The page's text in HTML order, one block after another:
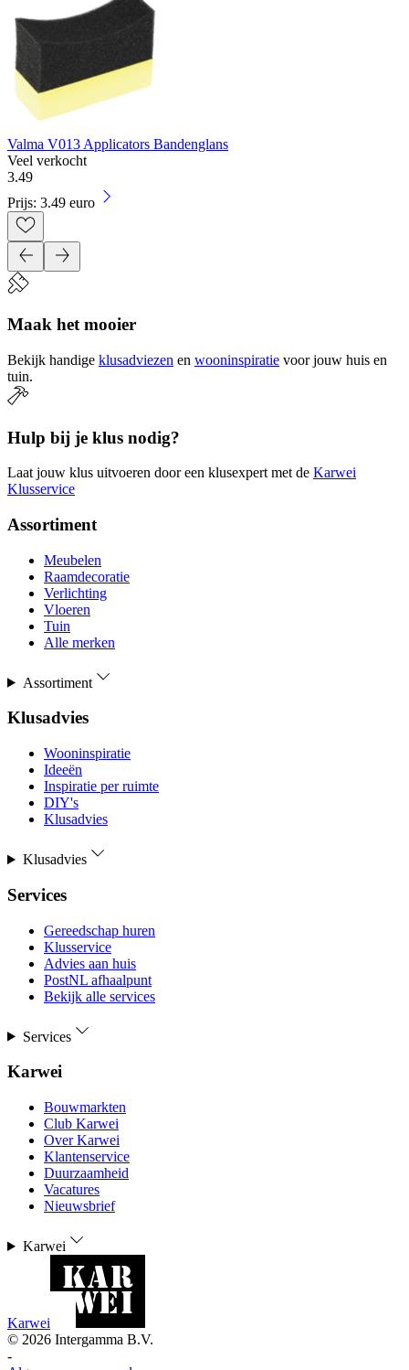
Valma V013 Applicators Bandenglans
Veel verkocht
3.49
Prijs: 3.49 euro
Maak het mooier
Bekijk handige klusadviezen en wooninspiratie voor jouw huis en
tuin.
Hulp bij je klus nodig?
Laat jouw klus uitvoeren door een klusexpert met de Karwei
Klusservice
Assortiment
Meubelen
Raamdecoratie
Verlichting
Vloeren
Tuin
Alle merken
Assortiment
Klusadvies
Wooninspiratie
Ideeën
Inspiratie per ruimte
DIY's
Klusadvies
Klusadvies
Services
Gereedschap huren
Klusservice
Advies aan huis
PostNL afhaalpunt
Bekijk alle services
Services
Karwei
Bouwmarkten
Club Karwei
Over Karwei
Klantenservice
Duurzaamheid
Vacatures
Nieuwsbrief
Karwei
Karwei
© 2026 Intergamma B.V.
-